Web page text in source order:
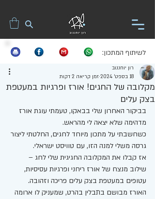
לשיתוף המתכון:
מקלובה של החגים! אורז ופרגיות במעטפת
בצק עלים
רון יוחננוב
18 בספט׳ 2024
זמן קריאה 2 דקות
בביקור האחרון שלי בבאקו, טעמתי עוגת אורז
מדהימה שלא יצאה לי מהראש.
כשחשבתי על מתכון מיוחד לחגים, החלטתי ליצור
גרסה משלי למנה הזו, עם טוויסט ישראלי.
אז קבלו את המקלובה החגיגית שלי לחג –
שילוב מנצח של אורז ריחני ופרגיות עסיסיות,
עטופים במעטפת בצק עלים פריכה וזהובה.
האורז מבושם בתבלין בהרט, שמעניק לו ארומה